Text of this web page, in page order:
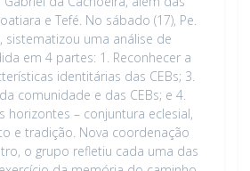
e Tefé. No sábado (17), Pe.
sistematizou uma análise de
em 4 partes: 1. Reconhecer a
identitárias das CEBs; 3.
comunidade e das CEBs; e 4.
horizontes – conjuntura eclesial,
e tradição. Nova coordenação
o grupo refletiu cada uma das